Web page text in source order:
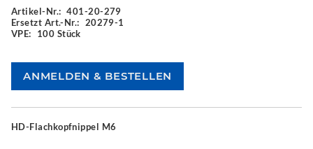
Artikel-Nr.: 401-20-279
Ersetzt Art.-Nr.: 20279-1
VPE:
100 Stück
HD-Flachkopfnippel M6